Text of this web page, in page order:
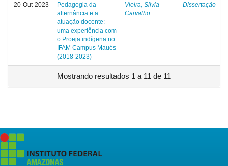
20-Out-2023
Pedagogia da
alternância e a
atuação docente:
uma experiência com
o Proeja indígena no
IFAM Campus Maués
(2018-2023)
Vieira, Silvia
Carvalho
Dissertação
Mostrando resultados 1 a 11 de 11